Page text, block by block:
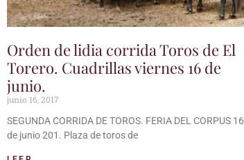
Orden de lidia corrida Toros de El
Torero. Cuadrillas viernes 16 de
junio.
junio 16, 2017
SEGUNDA CORRIDA DE TOROS. FERIA DEL CORPUS 16
de junio 201. Plaza de toros de